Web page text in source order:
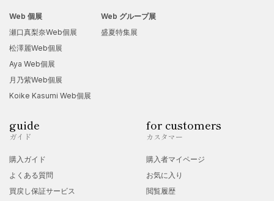
Web 個展
瀬口真梨奈Web個展
松澤麗Web個展
Aya Web個展
月乃紫Web個展
Koike Kasumi Web個展
Web グループ展
盛夏特集展
guide
ガイド
購入ガイド
よくある質問
買戻し保証サービス
for customers
カスタマー
購入者マイページ
お気に入り
閲覧履歴